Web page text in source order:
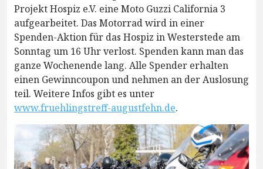
Projekt Hospiz e.V. eine Moto Guzzi California 3
aufgearbeitet. Das Motorrad wird in einer
Spenden-Aktion für das Hospiz in Westerstede am
Sonntag um 16 Uhr verlost. Spenden kann man das
ganze Wochenende lang. Alle Spender erhalten
einen Gewinncoupon und nehmen an der Auslosung
teil. Weitere Infos gibt es unter
www.fruehlingstreff-augustfehn.de.